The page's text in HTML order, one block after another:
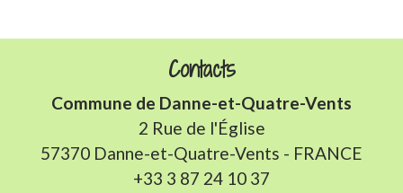
Contacts
Commune de Danne-et-Quatre-Vents
2 Rue de l'Église
57370 Danne-et-Quatre-Vents - FRANCE
+33 3 87 24 10 37